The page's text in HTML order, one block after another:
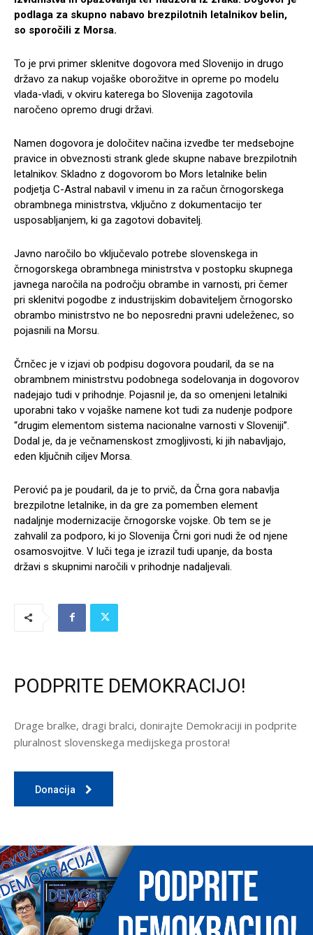
podlaga za skupno nabavo brezpilotnih letalnikov belin,
so sporočili z Morsa.
To je prvi primer sklenitve dogovora med Slovenijo in drugo
državo za nakup vojaške oborožitve in opreme po modelu
vlada-vladi, v okviru katerega bo Slovenija zagotovila
naročeno opremo drugi državi.
Namen dogovora je določitev načina izvedbe ter medsebojne
pravice in obveznosti strank glede skupne nabave brezpilotnih
letalnikov. Skladno z dogovorom bo Mors letalnike belin
podjetja C-Astral nabavil v imenu in za račun črnogorskega
obrambnega ministrstva, vključno z dokumentacijo ter
usposabljanjem, ki ga zagotovi dobavitelj.
Javno naročilo bo vključevalo potrebe slovenskega in
črnogorskega obrambnega ministrstva v postopku skupnega
javnega naročila na področju obrambe in varnosti, pri čemer
pri sklenitvi pogodbe z industrijskim dobaviteljem črnogorsko
obrambo ministrstvo ne bo neposredni pravni udeleženec, so
pojasnili na Morsu.
Črnčec je v izjavi ob podpisu dogovora poudaril, da se na
obrambnem ministrstvu podobnega sodelovanja in dogovorov
nadejajo tudi v prihodnje. Pojasnil je, da so omenjeni letalniki
uporabni tako v vojaške namene kot tudi za nudenje podpore
“drugim elementom sistema nacionalne varnosti v Sloveniji”.
Dodal je, da je večnamenskost zmogljivosti, ki jih nabavljajo,
eden ključnih ciljev Morsa.
Perović pa je poudaril, da je to prvič, da Črna gora nabavlja
brezpilotne letalnike, in da gre za pomemben element
nadaljnje modernizacije črnogorske vojske. Ob tem se je
zahvalil za podporo, ki jo Slovenija Črni gori nudi že od njene
osamosvojitve. V luči tega je izrazil tudi upanje, da bosta
državi s skupnimi naročili v prihodnje nadaljevali.
PODPRITE DEMOKRACIJO!
Drage bralke, dragi bralci, donirajte Demokraciji in podprite
pluralnost slovenskega medijskega prostora!
Donacija